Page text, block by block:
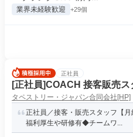
業界未経験歓迎 +29個
正社員
[正社員]COACH 接客販売ス
タペストリー・ジャパン合同会社[HP]
正社員／接客・販売スタッフ【
福利厚生や研修有◆チームワ...